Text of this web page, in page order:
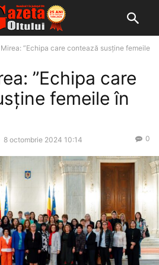
”Echipa care contează susține femeile
”Echipa care
femeile în
8 octombrie 2024 10:14 0